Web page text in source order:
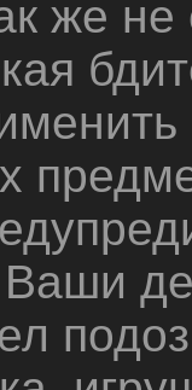
же не